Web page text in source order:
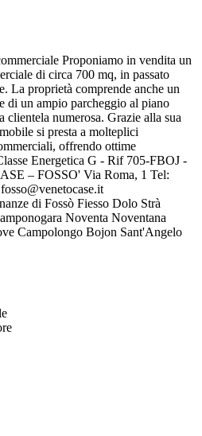
Proponiamo in vendita un
di circa 700 mq, in passato
La proprietà comprende anche un
di un ampio parcheggio al piano
clientela numerosa. Grazie alla sua
si presta a molteplici
offrendo ottime
Energetica G - Rif 705-FBOJ -
– FOSSO' Via Roma, 1 Tel:
di Fossò Fiesso Dolo Strà
Noventa Noventana
Campolongo Bojon Sant'Angelo